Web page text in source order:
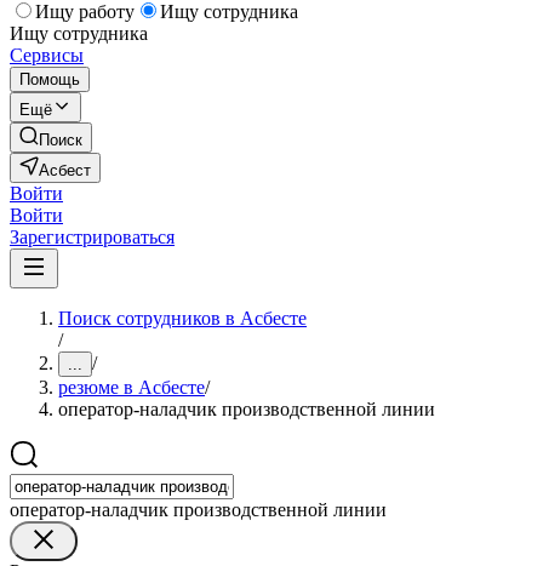
Ищу работу
Ищу сотрудника
Ищу сотрудника
Сервисы
Помощь
Ещё
Поиск
Асбест
Войти
Войти
Зарегистрироваться
Поиск сотрудников в Асбесте
/
... /
резюме в Асбесте/
оператор-наладчик производственной линии
оператор-наладчик производственной линии